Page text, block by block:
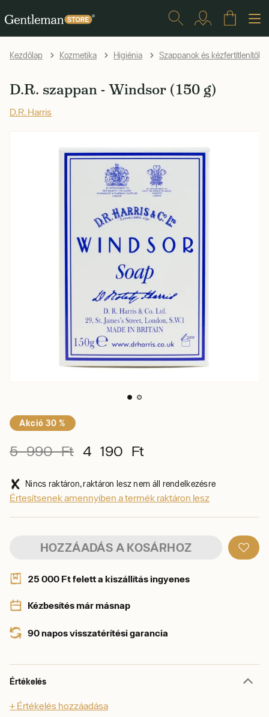
Kezdőlap Kozmetika Higiénia Szappanok és kézfertítlenítők
D.R. szappan - Windsor (150 g)
D.R. Harris
Akció 30 %
5 990 Ft 4 190 Ft
Nincs raktáron, raktáron lesz nem áll rendelkezésre
Értesítsenek amennyiben a termék raktáron lesz
HOZZÁADÁS A KOSÁRHOZ
25 000 Ft felett a kiszállítás ingyenes
Kézbesítés már másnap
90 napos visszatérítési garancia
Értékelés
+ Értékelés hozzáadása